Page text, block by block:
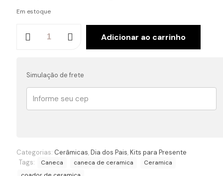
Em estoque
branco
quantidade
Adicionar ao carrinho
Simulação de frete
Categorias: Cerâmicas,Dia dos Pais,Kits para Presente
Tags:
Caneca caneca de ceramica
Ceramica